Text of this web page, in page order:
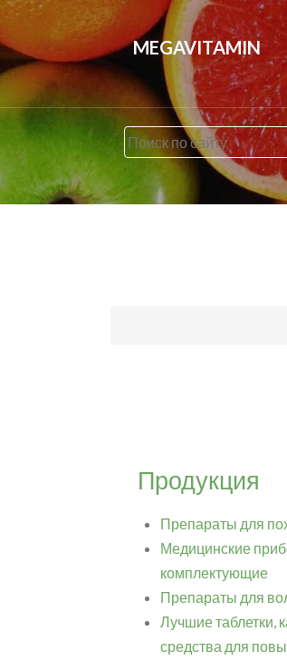
MEGAVITAMIN
Продукция
Препараты для
Медицинские
комплектующие
Препараты для
Лучшие таблетки,
средства для